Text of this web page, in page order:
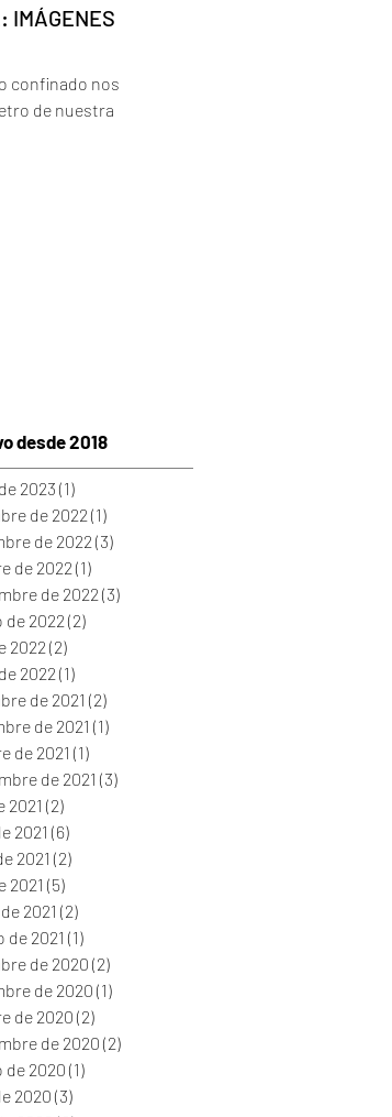
confinado nos
de nuestra
desde 2018
2023 (1)
de 2022 (1)
de 2022 (3)
de 2022 (1)
de 2022 (3)
de 2022 (2)
2022 (2)
2022 (1)
de 2021 (2)
de 2021 (1)
de 2021 (1)
de 2021 (3)
2021 (2)
2021 (6)
2021 (2)
2021 (5)
2021 (2)
de 2021 (1)
de 2020 (2)
de 2020 (1)
de 2020 (2)
de 2020 (2)
de 2020 (1)
2020 (3)